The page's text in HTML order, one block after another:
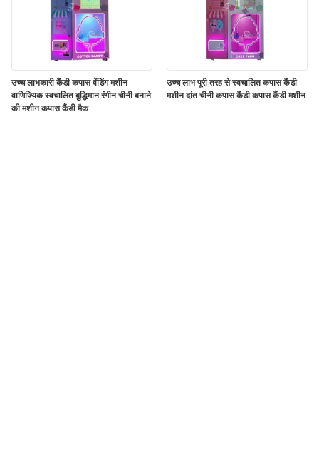
उच्च लाभकारी कैंडी कपास वेंडिंग मशीन
वाणिज्यिक स्वचालित बुद्धिमान रंगीन चीनी बनाने
की मशीन कपास कैंडी मैक
उच्च लाभ पूरी तरह से स्वचालित कपास कैंडी
मशीन दांत चीनी कपास कैंडी कपास कैंडी मशीन